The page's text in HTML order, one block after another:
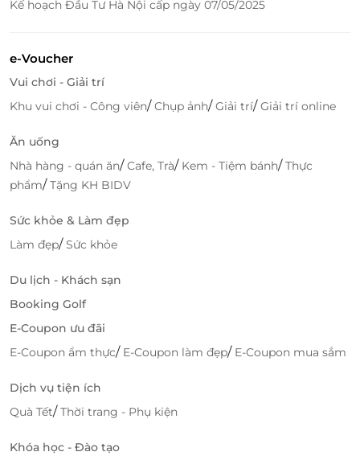
Đặt sứ mệnh góp phần nâng cao chất lượng cuộc
sống, Sakuko không ngừng đa dạng hóa các sản
thị triệu gia đình Việt, những người Nhật xa quê và
những người yêu mến đất nước Hoa anh đào, hướng
tới mục tiêu trở thành không gian mua sắm hàng
Cùng với đội ngũ nhân viên chu đáo, nhiệt tình, hệ
thống siêu thị hàng Nhật nội địa Sakuko hứa hẹn sẽ
Kế hoạch Đầu Tư Hà Nội cấp ngày 07/05/2025
e-Voucher
Vui chơi - Giải trí
Khu vui chơi - Công viên/Chụp ảnh/Giải trí/Giải trí online
Ăn uống
Nhà hàng - quán ăn/Cafe, Trà/ Kem - Tiệm bánh/Thực
phẩm/Tặng KH BIDV
Sức khỏe & Làm đẹp
Làm đẹp/Sức khỏe
Du lịch - Khách sạn
Booking Golf
E-Coupon ưu đãi
E-Coupon ẩm thực/ E-Coupon làm đẹp/ E-Coupon mua sắm
Dịch vụ tiện ích
Quà Tết/Thời trang - Phụ kiện
Khóa học - Đào tạo